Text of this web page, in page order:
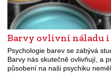
Barvy ovlivní náladu
Psychologie barev se zabývá
Barvy nás skutečně ovlivňují, a
působení na naši psychiku